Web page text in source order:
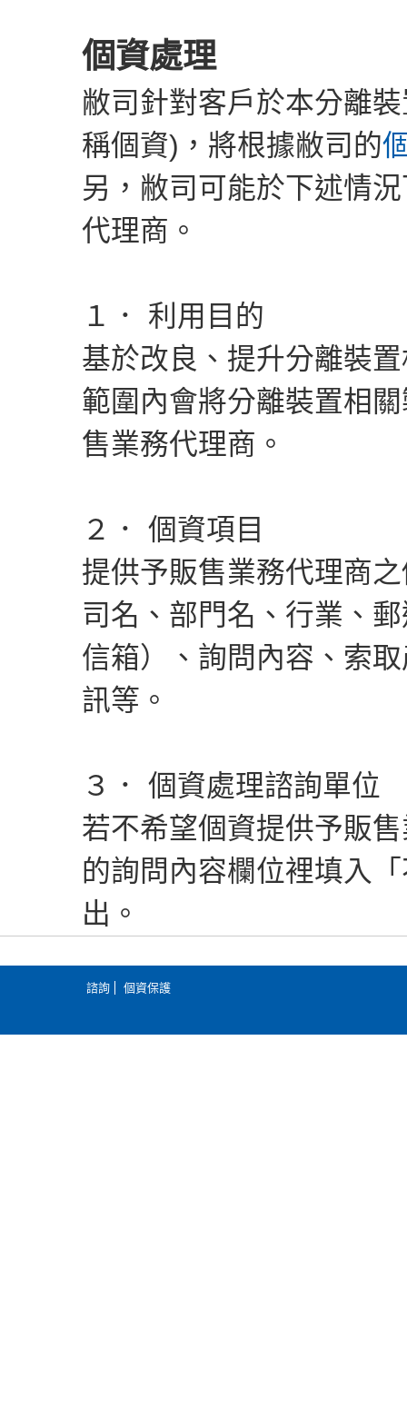
個資處理
敝司針對客戶於本分離
稱個資)，將根據敝司的
另，敝司可能於下述情
代理商。
１． 利用目的
基於改良、提升分離裝
範圍內會將分離裝置相
售業務代理商。
２． 個資項目
提供予販售業務代理商
司名、部門名、行業、
信箱）、詢問內容、索
訊等。
３． 個資處理諮詢單位
若不希望個資提供予販
的詢問內容欄位裡填入
出。
諮詢 個資保護